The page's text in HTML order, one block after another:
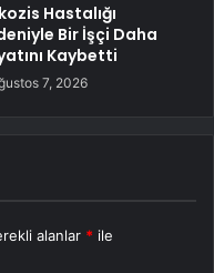
Hastalığı
Bir İşçi Daha
Kaybetti
7, 2026
alanlar * ile